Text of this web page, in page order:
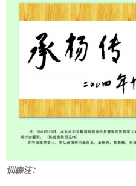
训森注：